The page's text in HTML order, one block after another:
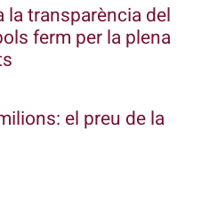
transparència del
ferm per la plena
el preu de la